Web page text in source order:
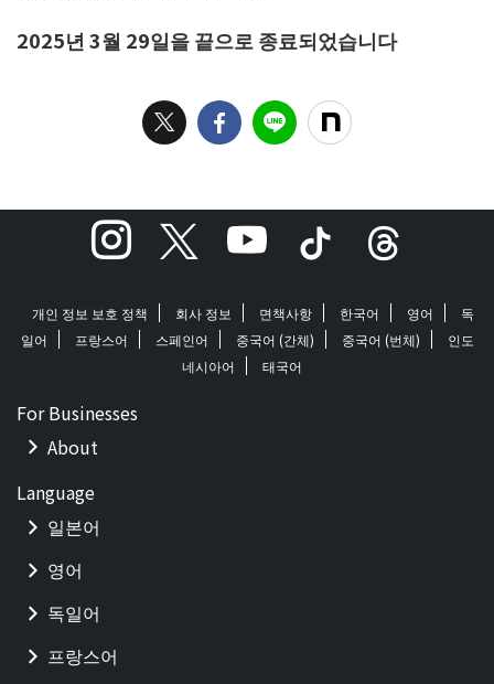
2025년 3월 29일을 끝으로 종료되었습니다
개인 정보 보호 정책 회사 정보 면책사항 한국어 영어
독
일어
프랑스어 스페인어 중국어 (간체) 중국어 (번체)
인도
네시아어
태국어
For Businesses
About
Language
일본어
영어
독일어
프랑스어